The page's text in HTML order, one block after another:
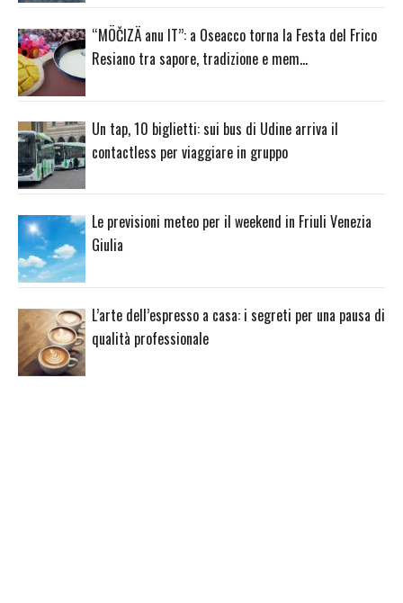
“MÖČIZÄ anu IT”: a Oseacco torna la Festa del Frico
Resiano tra sapore, tradizione e mem…
Un tap, 10 biglietti: sui bus di Udine arriva il
contactless per viaggiare in gruppo
Le previsioni meteo per il weekend in Friuli Venezia
Giulia
L’arte dell’espresso a casa: i segreti per una pausa di
qualità professionale